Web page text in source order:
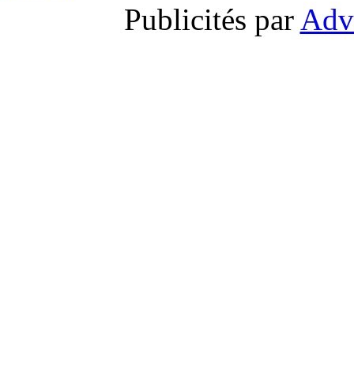
Publicités par